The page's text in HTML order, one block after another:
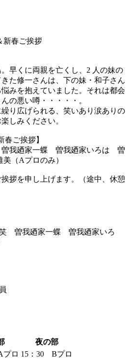
新春ご挨拶
早くに両親を亡くし、2 人の妹の
た修一さんは、下の妹・和子さん
みを抱えていました。それは都会
の悪い噂・・・・・。
り広げられる、笑いあり涙ありの
しみください。
ご挨拶】
我廼家一蝶 曽我廼家いろは 曽
（Aプロのみ）
拶を申し上げます。（途中、休憩
曽我廼家一蝶 曽我廼家いろ
夜の部
ロ 15：30 Bプロ